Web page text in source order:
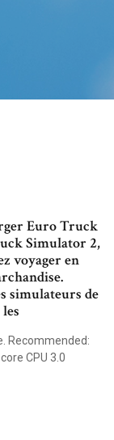
Euro Truck
Simulator 2,
voyager en
simulateurs de
Recommended:
CPU 3.0